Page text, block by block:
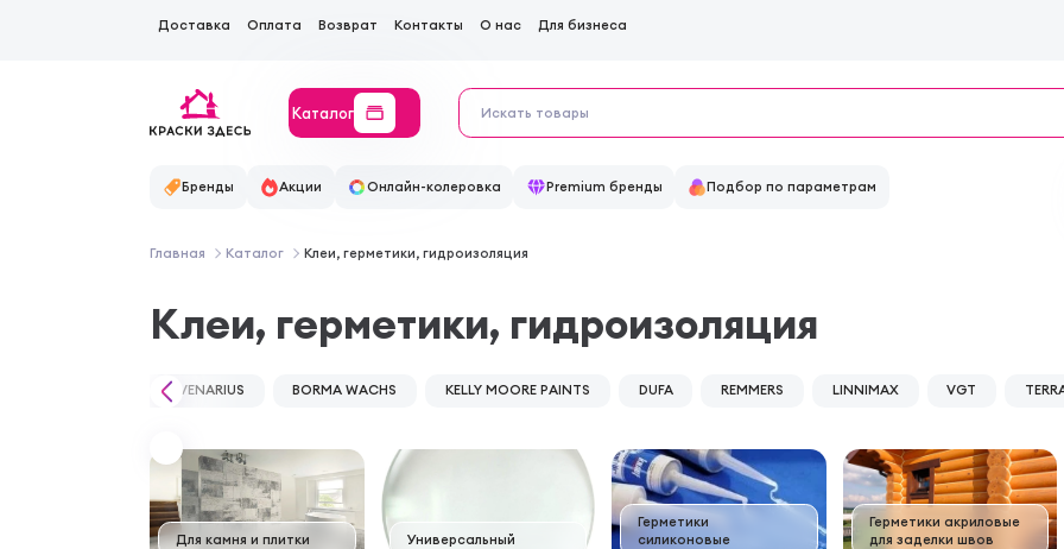
Доставка Оплата Возврат Контакты О нас Для бизнеса
Каталог
Бренды Акции Онлайн-колеровка Premium бренды Подбор по параметрам
Главная Каталог Клеи, герметики, гидроизоляция
Клеи, герметики, гидроизоляция
Для камня и плитки Универсальный
Герметики
силиконовые
Герметики акриловые
для заделки швов
AVENARIUS BORMA WACHS KELLY MOORE PAINTS DUFA REMMERS LINNIMAX VGT